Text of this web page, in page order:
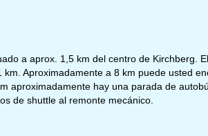
a aprox. 1,5 km del centro de Kirchberg.
Aproximadamente a 8 km puede usted
aproximadamente hay una parada de
de shuttle al remonte mecánico.